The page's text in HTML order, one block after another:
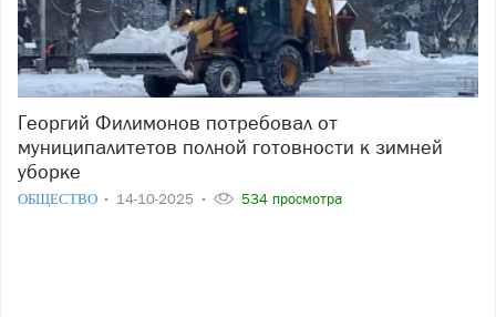
Георгий Филимонов потребовал от
муниципалитетов полной готовности к зимней
уборке
ОБЩЕСТВО 14-10-2025 534 просмотра